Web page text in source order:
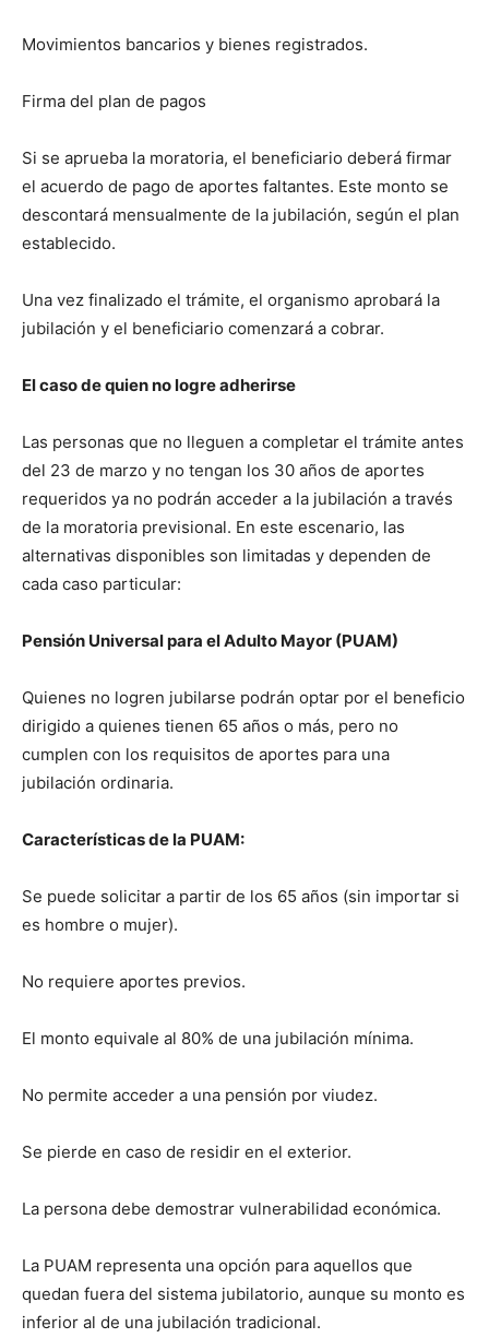
Movimientos bancarios y bienes registrados.
Firma del plan de pagos
Si se aprueba la moratoria, el beneficiario deberá firmar
el acuerdo de pago de aportes faltantes. Este monto se
descontará mensualmente de la jubilación, según el plan
establecido.
Una vez finalizado el trámite, el organismo aprobará la
jubilación y el beneficiario comenzará a cobrar.
El caso de quien no logre adherirse
Las personas que no lleguen a completar el trámite antes
del 23 de marzo y no tengan los 30 años de aportes
requeridos ya no podrán acceder a la jubilación a través
de la moratoria previsional. En este escenario, las
alternativas disponibles son limitadas y dependen de
cada caso particular:
Pensión Universal para el Adulto Mayor (PUAM)
Quienes no logren jubilarse podrán optar por el beneficio
dirigido a quienes tienen 65 años o más, pero no
cumplen con los requisitos de aportes para una
jubilación ordinaria.
Características de la PUAM:
Se puede solicitar a partir de los 65 años (sin importar si
es hombre o mujer).
No requiere aportes previos.
El monto equivale al 80% de una jubilación mínima.
No permite acceder a una pensión por viudez.
Se pierde en caso de residir en el exterior.
La persona debe demostrar vulnerabilidad económica.
La PUAM representa una opción para aquellos que
quedan fuera del sistema jubilatorio, aunque su monto es
inferior al de una jubilación tradicional.